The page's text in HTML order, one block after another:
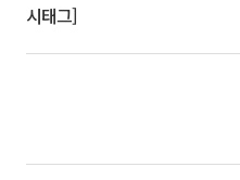
시태그]